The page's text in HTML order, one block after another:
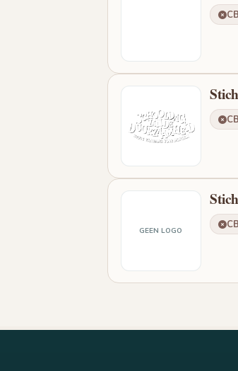
GEEN LOGO